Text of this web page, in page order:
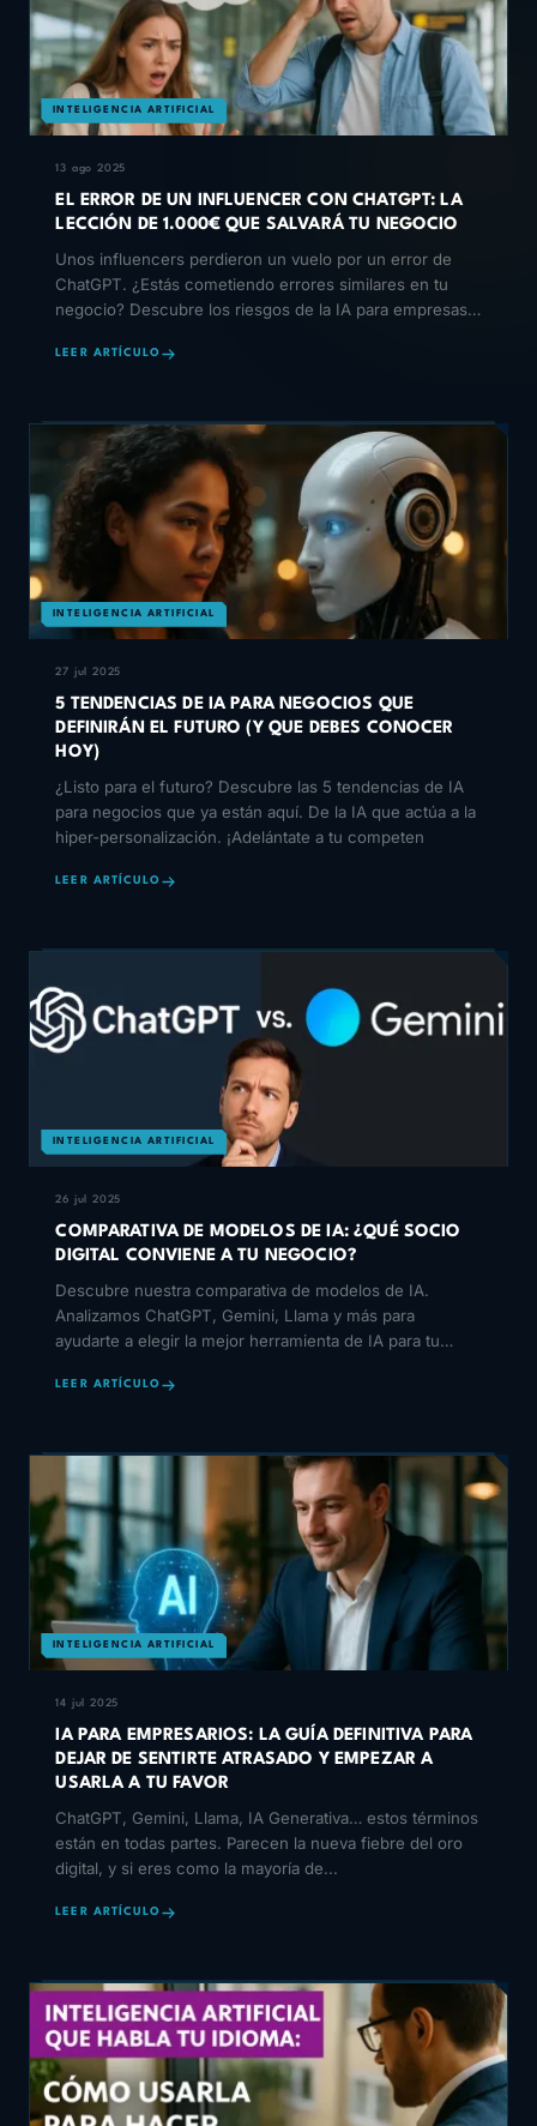
INTELIGENCIA ARTIFICIAL
13 ago 2025
EL ERROR DE UN INFLUENCER CON CHATGPT: LA
LECCIÓN DE 1.000€ QUE SALVARÁ TU NEGOCIO
Unos influencers perdieron un vuelo por un error de
ChatGPT. ¿Estás cometiendo errores similares en tu
negocio? Descubre los riesgos de la IA para empresas y
LEER ARTÍCULO
INTELIGENCIA ARTIFICIAL
27 jul 2025
5 TENDENCIAS DE IA PARA NEGOCIOS QUE
DEFINIRÁN EL FUTURO (Y QUE DEBES CONOCER
HOY)
¿Listo para el futuro? Descubre las 5 tendencias de IA
para negocios que ya están aquí. De la IA que actúa a la
hiper-personalización. ¡Adelántate a tu competen
LEER ARTÍCULO
INTELIGENCIA ARTIFICIAL
26 jul 2025
COMPARATIVA DE MODELOS DE IA: ¿QUÉ SOCIO
DIGITAL CONVIENE A TU NEGOCIO?
Descubre nuestra comparativa de modelos de IA.
Analizamos ChatGPT, Gemini, Llama y más para
ayudarte a elegir la mejor herramienta de IA para tu
LEER ARTÍCULO
INTELIGENCIA ARTIFICIAL
14 jul 2025
IA PARA EMPRESARIOS: LA GUÍA DEFINITIVA PARA
DEJAR DE SENTIRTE ATRASADO Y EMPEZAR A
USARLA A TU FAVOR
ChatGPT, Gemini, Llama, IA Generativa… estos términos
están en todas partes. Parecen la nueva fiebre del oro
digital, y si eres como la mayoría de...
LEER ARTÍCULO